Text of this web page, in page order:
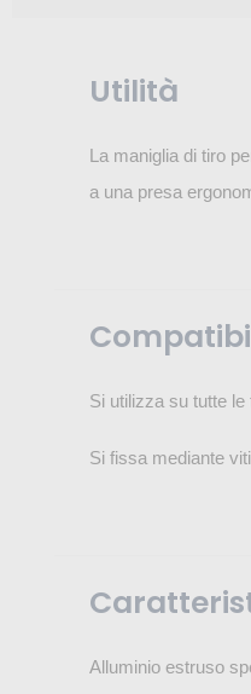
Utilità
La maniglia di tiro
a una presa
Si utilizza su tutte le
Si fissa mediante
Alluminio estruso